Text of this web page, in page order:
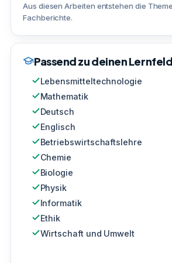
Aus diesen Arbeiten entstehen die
Fachberichte.
Passend zu deinen
Lebensmitteltechnologie
Mathematik
Deutsch
Englisch
Betriebswirtschaftslehre
Chemie
Biologie
Physik
Informatik
Ethik
Wirtschaft und Umwelt